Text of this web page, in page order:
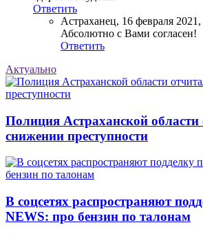
Ответить
Астраханец, 16 февраля
Абсолютно с Вами согласен!
Ответить
Актуально
Полиция Астраханской области
снижении преступности
В соцсетях распространяют
NEWS: про бензин по талонам